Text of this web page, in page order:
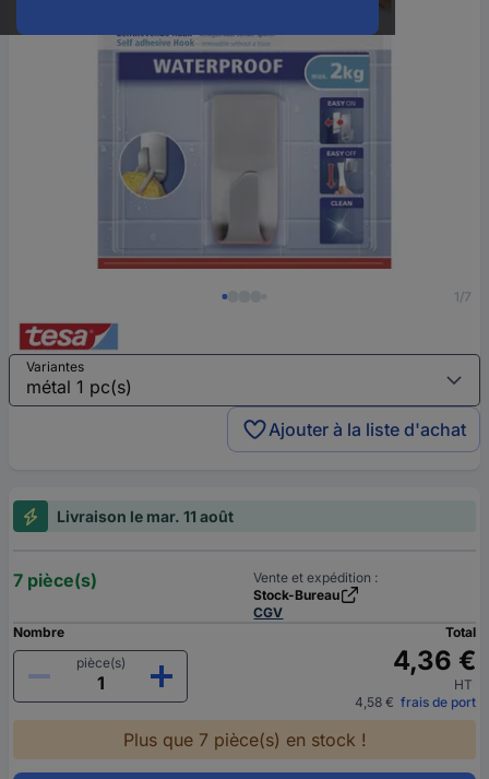
1/7
Variantes
Ajouter à la liste d'achat
Livraison le mar. 11 août
7 pièce(s)
Vente et expédition :
Stock-Bureau
CGV
Nombre
pièce(s)
Total
4,36 €
HT
4,58 € frais de port
Plus que 7 pièce(s) en stock !